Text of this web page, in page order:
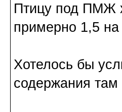
Птицу под ПМЖ
примерно 1,5 на
Хотелось бы
содержания там